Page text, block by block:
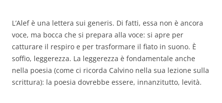
L’Alef è una lettera sui generis. Di fatti, essa non è ancora
voce, ma bocca che si prepara alla voce: si apre per
catturare il respiro e per trasformare il fiato in suono. È
soffio, leggerezza. La leggerezza è fondamentale anche
nella poesia (come ci ricorda Calvino nella sua lezione sulla
scrittura): la poesia dovrebbe essere, innanzitutto, levità.